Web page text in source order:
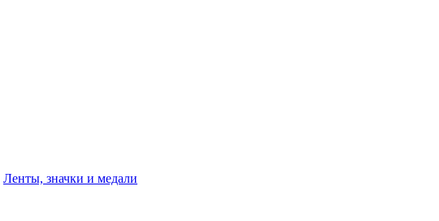
Ленты, значки и медали